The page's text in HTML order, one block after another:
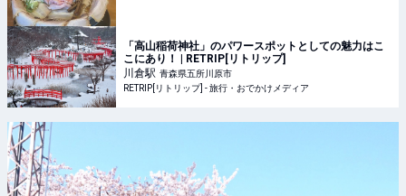
「高山稲荷神社」のパワースポットとしての魅力はこ
こにあり！ | RETRIP[リトリップ]
川倉駅 青森県五所川原市
RETRIP[リトリップ] - 旅行・おでかけメディア